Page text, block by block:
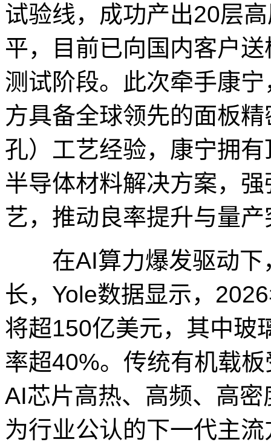
试验线，成功产出20层
平，目前已向国内客户
测试阶段。此次牵手康
方具备全球领先的面板
孔）工艺经验，康宁拥
半导体材料解决方案，
艺，推动良率提升与量产
在AI算力爆发驱动下
长，Yole数据显示，
将超150亿美元，其中玻
率超40%。传统有机载
AI芯片高热、高频、高
为行业公认的下一代主